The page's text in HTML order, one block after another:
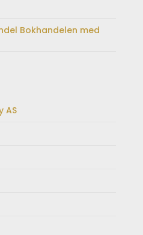
Bokhandelen med
AS